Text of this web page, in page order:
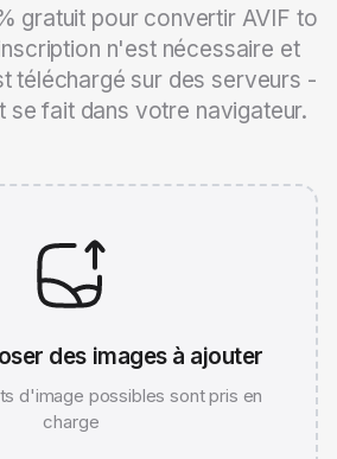
gratuit pour convertir AVIF to
n'est nécessaire et
téléchargé sur des serveurs -
se fait dans votre navigateur.
des images à ajouter
d'image possibles sont pris en
charge